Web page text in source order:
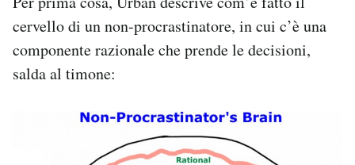
cervello di un non-procrastinatore, in cui c’è una
componente razionale che prende le decisioni,
salda al timone: